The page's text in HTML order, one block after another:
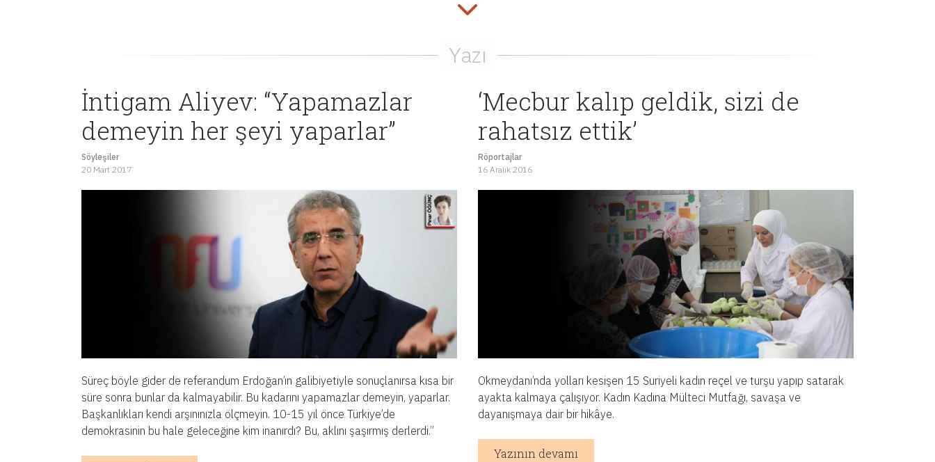
İntigam Aliyev: “Yapamazlar
demeyin her şeyi yaparlar”
Söyleşiler
20 Mart 2017
Süreç böyle gider de referandum Erdoğan’ın galibiyetiyle sonuçlanırsa kısa bir
süre sonra bunlar da kalmayabilir. Bu kadarını yapamazlar demeyin, yaparlar.
Başkanlıkları kendi arşınınızla ölçmeyin. 10-15 yıl önce Türkiye’de
demokrasinin bu hale geleceğine kim inanırdı? Bu, aklını şaşırmış derlerdi.”
‘Mecbur kalıp geldik, sizi de
rahatsız ettik’
Röportajlar
16 Aralık 2016
Okmeydanı’nda yolları kesişen 15 Suriyeli kadın reçel ve turşu yapıp satarak
ayakta kalmaya çalışıyor. Kadın Kadına Mülteci Mutfağı, savaşa ve
dayanışmaya dair bir hikâye.
Yazının devamı